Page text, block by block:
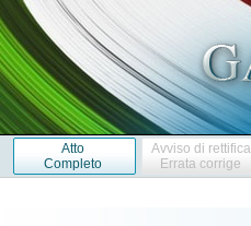
Atto
Completo
Avviso di rettifica
Errata corrige